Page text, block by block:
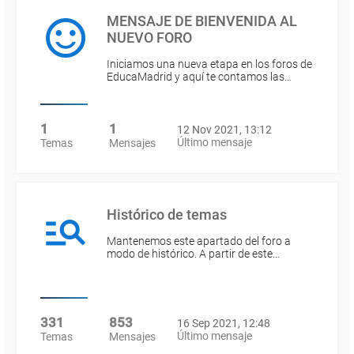
MENSAJE DE BIENVENIDA AL
NUEVO FORO
Iniciamos una nueva etapa en los foros de
EducaMadrid y aquí te contamos las…
1
Temas
1
Mensajes
12 Nov 2021, 13:12
Último mensaje
Histórico de temas
Mantenemos este apartado del foro a
modo de histórico. A partir de este…
331
Temas
853
Mensajes
16 Sep 2021, 12:48
Último mensaje